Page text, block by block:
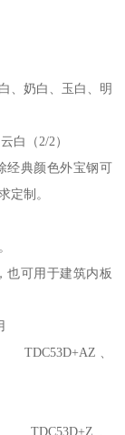
奶白、玉白、明
（2/2）
经典颜色外宝钢可
定制。
也可用于建筑内板
、
、